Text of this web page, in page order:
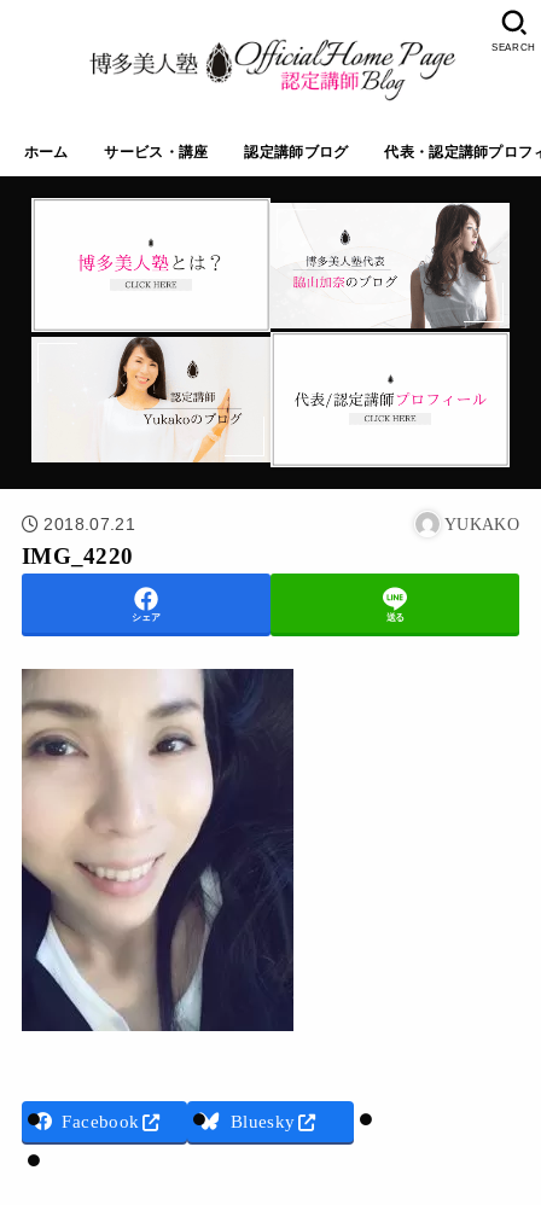
ホーム サービス・講座 認定講師ブログ 代表・認定講師プロフ
SEARCH
2018.07.21 YUKAKO
IMG_4220
シェア 送る
Facebook Bluesky